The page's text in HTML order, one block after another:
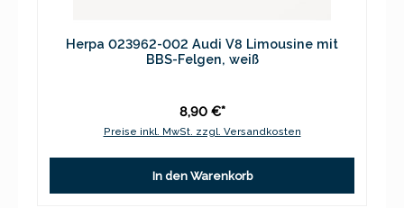
Herpa 023962-002 Audi V8 Limousine mit
BBS-Felgen, weiß
8,90 €*
Preise inkl. MwSt. zzgl. Versandkosten
In den Warenkorb